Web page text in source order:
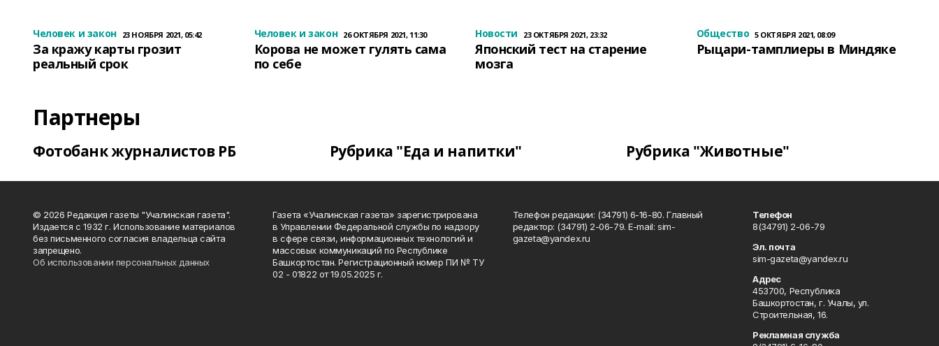
Человек и закон 23 НОЯБРЯ 2021, 05:42
За кражу карты грозит
реальный срок
Человек и закон 26 ОКТЯБРЯ 2021, 11:30
Корова не может гулять сама
по себе
Новости 23 ОКТЯБРЯ 2021, 23:32
Японский тест на старение
мозга
Общество 5 ОКТЯБРЯ 2021, 08:09
Рыцари-тамплиеры в Миндяке
Партнеры
Фотобанк журналистов РБ Рубрика "Еда и напитки" Рубрика "Животные"
© 2026 Редакция газеты "Учалинская газета".
Издается с 1932 г. Использование материалов
без письменного согласия владельца сайта
запрещено.
Об использовании персональных данных
Газета «Учалинская газета» зарегистрирована
в Управлении Федеральной службы по надзору
в сфере связи, информационных технологий и
массовых коммуникаций по Республике
Башкортостан. Регистрационный номер ПИ № ТУ
02 - 01822 от 19.05.2025 г.
Телефон редакции: (34791) 6-16-80. Главный
редактор: (34791) 2-06-79. Е-mаil: sim-
gazeta@yandex.ru
Телефон
8(34791) 2-06-79
Эл. почта
sim-gazeta@yandex.ru
Адрес
453700, Республика
Башкортостан, г. Учалы, ул.
Строительная, 16.
Рекламная служба